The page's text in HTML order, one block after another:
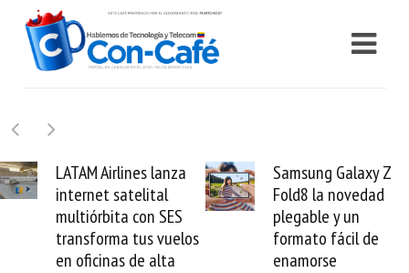
Airlines lanza
satelital
con SES
tus vuelos
oficinas de alta
Samsung Galaxy Z
Fold8 la novedad
plegable y un
formato fácil de